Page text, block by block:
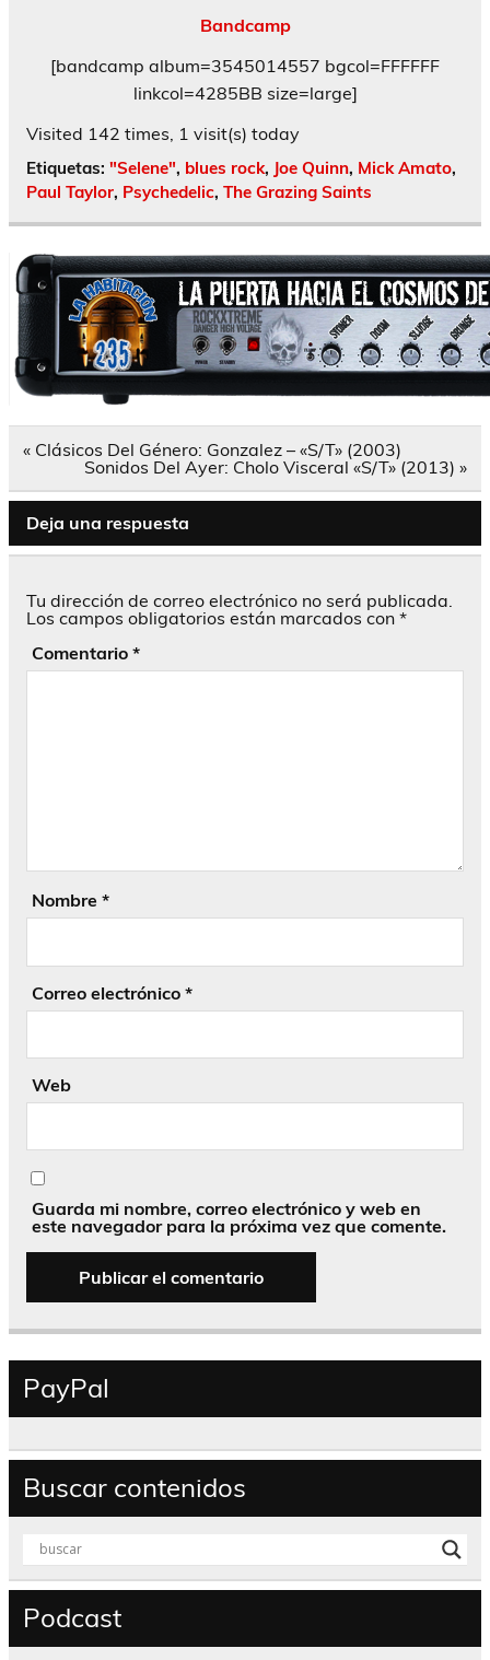
Bandcamp
[bandcamp album=3545014557 bgcol=FFFFFF
linkcol=4285BB size=large]
Visited 142 times, 1 visit(s) today
Etiquetas: "Selene", blues rock, Joe Quinn, Mick Amato,
Paul Taylor, Psychedelic, The Grazing Saints
Navegación
« Clásicos Del Género: Gonzalez – «S/T» (2003)
Sonidos Del Ayer: Cholo Visceral «S/T» (2013) »
Deja una respuesta
Tu dirección de correo electrónico no será publicada.
Los campos obligatorios están marcados con *
Comentario *
Nombre *
Correo electrónico *
Web
Guarda mi nombre, correo electrónico y web en
este navegador para la próxima vez que comente.
PayPal
Buscar contenidos
Podcast